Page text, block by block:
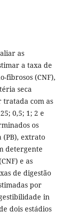
as
a taxa de
fibrosos (CNF),
seca
tratada com as
0,5; 1; 2 e
os
(PB), extrato
detergente
e as
de digestão
por
in
dois estádios